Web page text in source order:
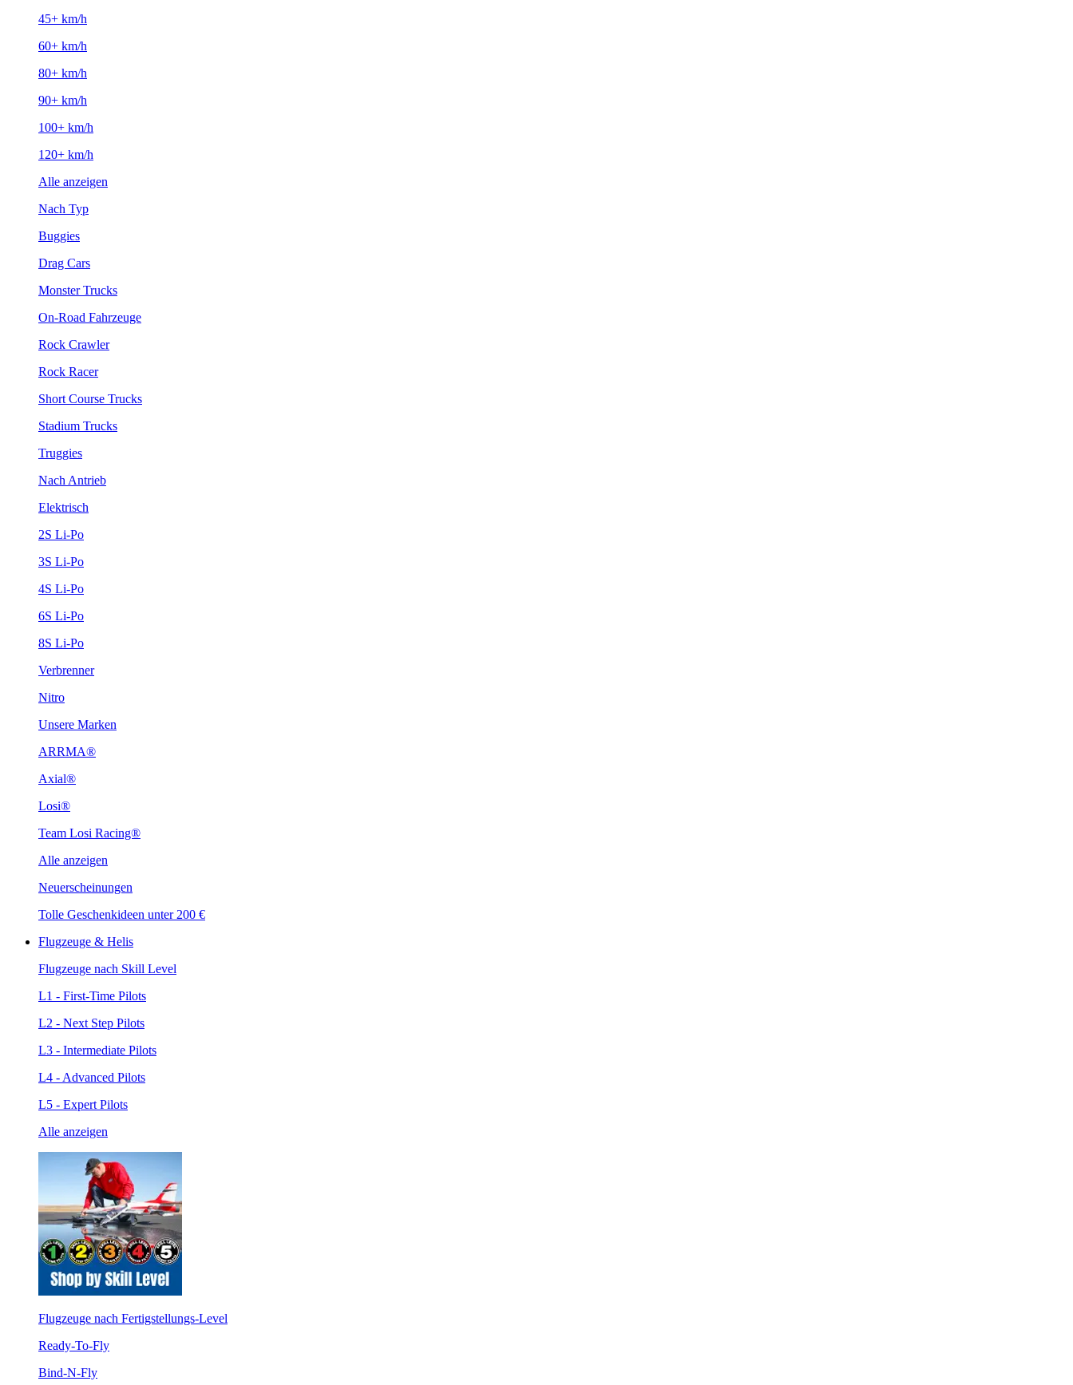
45+ km/h
60+ km/h
80+ km/h
90+ km/h
100+ km/h
120+ km/h
Alle anzeigen
Nach Typ
Buggies
Drag Cars
Monster Trucks
On-Road Fahrzeuge
Rock Crawler
Rock Racer
Short Course Trucks
Stadium Trucks
Truggies
Nach Antrieb
Elektrisch
2S Li-Po
3S Li-Po
4S Li-Po
6S Li-Po
8S Li-Po
Verbrenner
Nitro
Unsere Marken
ARRMA®
Axial®
Losi®
Team Losi Racing®
Alle anzeigen
Neuerscheinungen
Tolle Geschenkideen unter 200 €
Flugzeuge & Helis
Flugzeuge nach Skill Level
L1 - First-Time Pilots
L2 - Next Step Pilots
L3 - Intermediate Pilots
L4 - Advanced Pilots
L5 - Expert Pilots
Alle anzeigen
Flugzeuge nach Fertigstellungs-Level
Ready-To-Fly
Bind-N-Fly